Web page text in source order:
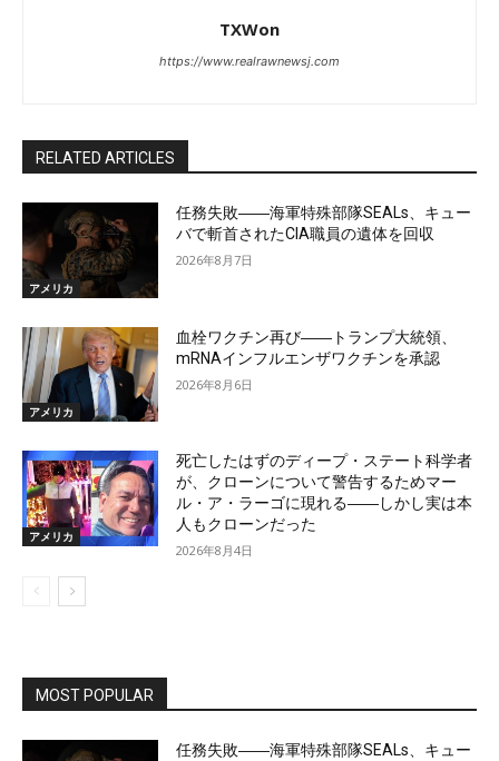
TXWon
https://www.realrawnewsj.com
RELATED ARTICLES
アメリカ
任務失敗――海軍特殊部隊SEALs、キュー
バで斬首されたCIA職員の遺体を回収
2026年8月7日
アメリカ
血栓ワクチン再び――トランプ大統領、
mRNAインフルエンザワクチンを承認
2026年8月6日
アメリカ
死亡したはずのディープ・ステート科学者
が、クローンについて警告するためマー
ル・ア・ラーゴに現れる――しかし実は本
人もクローンだった
2026年8月4日
MOST POPULAR
任務失敗――海軍特殊部隊SEALs、キュー